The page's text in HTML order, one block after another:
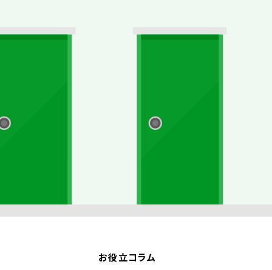
お役立コラム